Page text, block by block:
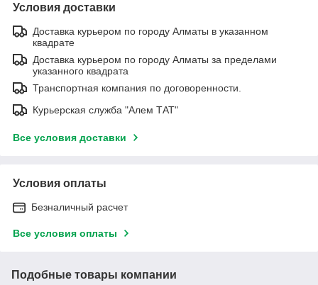
Условия доставки
Доставка курьером по городу Алматы в указанном
квадрате
Доставка курьером по городу Алматы за пределами
указанного квадрата
Транспортная компания по договоренности.
Курьерская служба "Алем ТАТ"
Все условия доставки
Условия оплаты
Безналичный расчет
Все условия оплаты
Подобные товары компании